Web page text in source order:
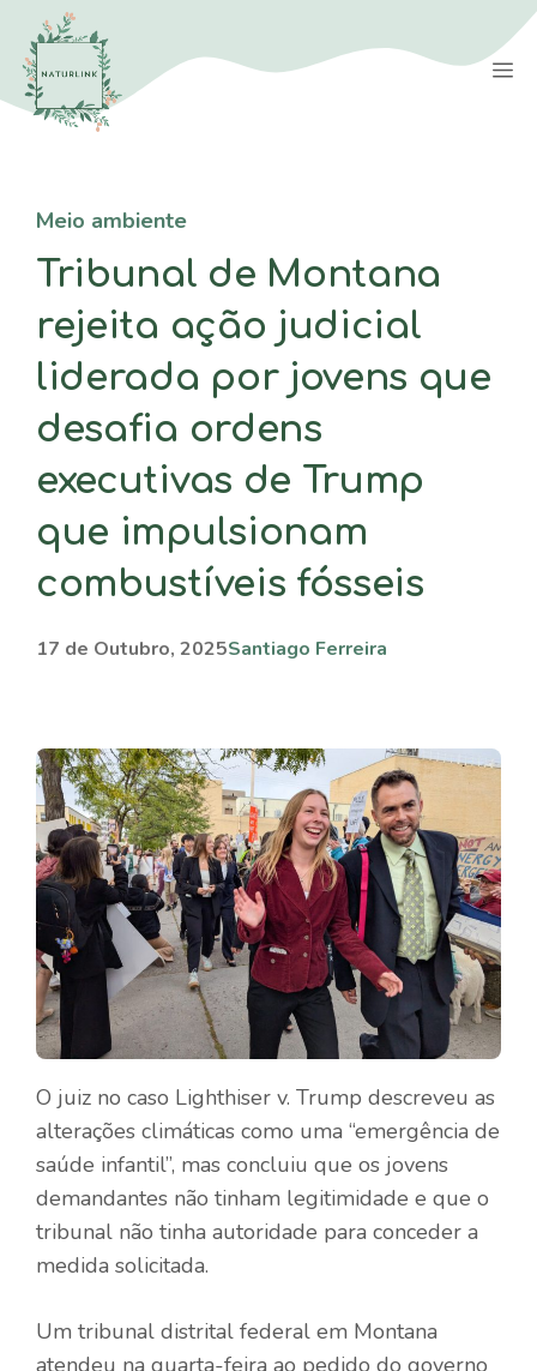
Saltar
para
conteúdo
Meio ambiente
Tribunal de Montana
rejeita ação judicial
liderada por jovens que
desafia ordens
executivas de Trump
que impulsionam
combustíveis fósseis
17 de Outubro, 2025Santiago Ferreira
O juiz no caso Lighthiser v. Trump descreveu as
alterações climáticas como uma “emergência de
saúde infantil”, mas concluiu que os jovens
demandantes não tinham legitimidade e que o
tribunal não tinha autoridade para conceder a
medida solicitada.
Um tribunal distrital federal em Montana
atendeu na quarta-feira ao pedido do governo